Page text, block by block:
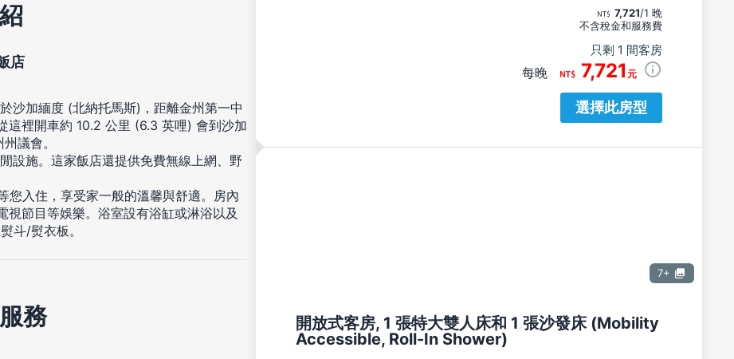
7,721/1 晚
不含稅金和服務費
只剩 1 間客房
每晚 7,721 元
選擇此房型
7+
開放式客房, 1 張特大雙人床和 1 張沙發床 (Mobility
Accessible, Roll-In Shower)
店
沙加緬度 (北納托馬斯)，距離金州第一中
這裡開車約 10.2 公里 (6.3 英哩) 會到沙加
議會。
設施。這家飯店還提供免費無線上網、野
您入住，享受家一般的溫馨與舒適。房內
節目等娛樂。浴室設有浴缸或淋浴以及
斗/熨衣板。
務